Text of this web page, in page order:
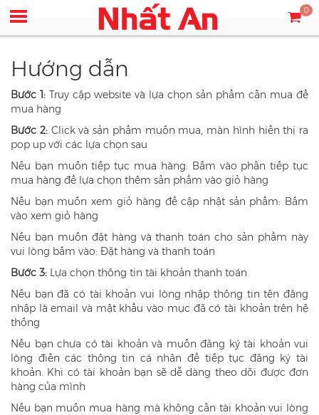
0
Hướng dẫn
Bước 1: Truy cập website và lựa chọn sản phẩm cần mua để
mua hàng
Bước 2:Click và sản phẩm muốn mua, màn hình hiển thị ra
pop up với các lựa chọn sau
Nếu bạn muốn tiếp tục mua hàng: Bấm vào phần tiếp tục
mua hàng để lựa chọn thêm sản phẩm vào giỏ hàng
Nếu bạn muốn xem giỏ hàng để cập nhật sản phẩm: Bấm
vào xem giỏ hàng
Nếu bạn muốn đặt hàng và thanh toán cho sản phẩm này
vui lòng bấm vào: Đặt hàng và thanh toán
Bước 3: Lựa chọn thông tin tài khoản thanh toán
Nếu bạn đã có tài khoản vui lòng nhập thông tin tên đăng
nhập là email và mật khẩu vào mục đã có tài khoản trên hệ
thống
Nếu bạn chưa có tài khoản và muốn đăng ký tài khoản vui
lòng điền các thông tin cá nhân để tiếp tục đăng ký tài
khoản. Khi có tài khoản bạn sẽ dễ dàng theo dõi được đơn
hàng của mình
Nếu bạn muốn mua hàng mà không cần tài khoản vui lòng